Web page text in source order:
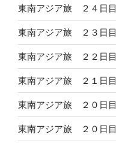
東南アジア旅 ２４日目
東南アジア旅 ２３日目
東南アジア旅 ２２日目
東南アジア旅 ２１日目
東南アジア旅 ２０日目
東南アジア旅 ２０日目